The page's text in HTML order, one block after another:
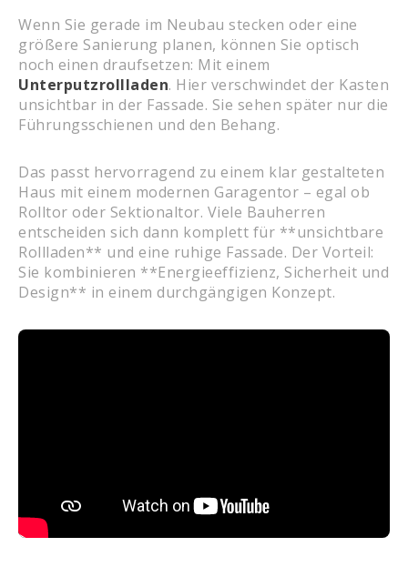
Wenn Sie gerade im Neubau stecken oder eine
größere Sanierung planen, können Sie optisch
noch einen draufsetzen: Mit einem
Unterputzrollladen. Hier verschwindet der Kasten
unsichtbar in der Fassade. Sie sehen später nur die
Führungsschienen und den Behang.
Das passt hervorragend zu einem klar gestalteten
Haus mit einem modernen Garagentor – egal ob
Rolltor oder Sektionaltor. Viele Bauherren
entscheiden sich dann komplett für **unsichtbare
Rollladen** und eine ruhige Fassade. Der Vorteil:
Sie kombinieren **Energieeffizienz, Sicherheit und
Design** in einem durchgängigen Konzept.